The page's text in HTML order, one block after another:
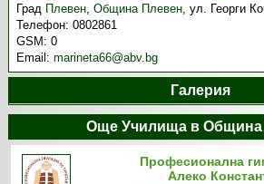
Град Плевен,Община Плевен,ул. Георги
Телефон:0802861
GSM:0
Email:marineta66@abv.bg
Галерия
Още Училища в Община
Професионална
Алеко